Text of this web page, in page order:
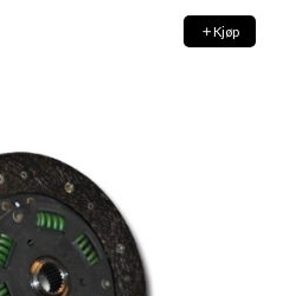
Kjøp